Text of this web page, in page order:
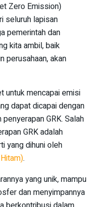
Zero Emission)
seluruh lapisan
pemerintah dan
kita ambil, baik
perusahaan, akan
untuk mencapai emisi
dapat dicapai dengan
GRK. Salah
GRK adalah
yang dihuni oleh
.
yang unik, mampu
dan menyimpannya